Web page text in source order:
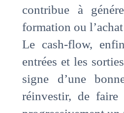
contribue à
formation ou
Le cash-flow,
entrées et les
signe d’une
réinvestir, de